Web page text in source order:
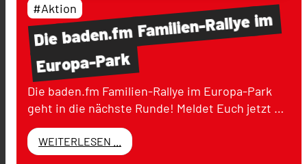
Diebaden.fmFamilien-Rallyeim
Europa-Park
#Aktion
Die baden.fm Familien-Rallye im Europa-Park
geht in die nächste Runde! Meldet Euch jetzt …
WEITERLESEN ...